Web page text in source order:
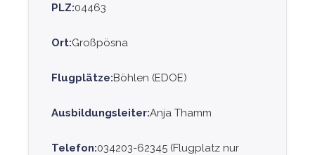
PLZ:04463
Ort:Großpösna
Flugplätze:Böhlen (EDOE)
Ausbildungsleiter:Anja Thamm
Telefon:034203-62345 (Flugplatz nur